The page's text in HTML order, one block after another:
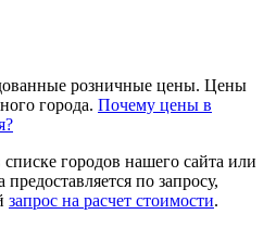
розничные цены. Цены
города. Почему цены в
городов нашего сайта или
по запросу,
запрос на расчет стоимости.